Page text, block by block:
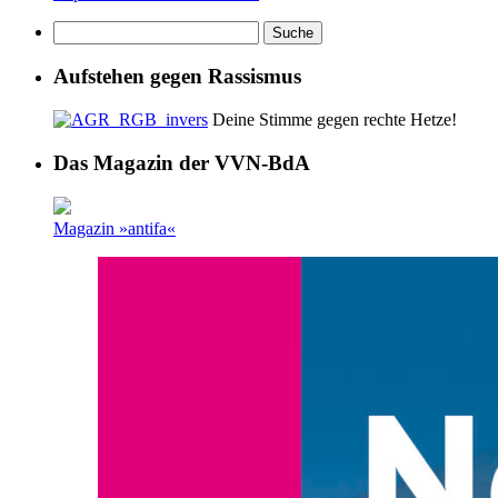
Aufstehen gegen Rassismus
Deine Stimme gegen rechte Hetze!
Das Magazin der VVN-BdA
Magazin »antifa«